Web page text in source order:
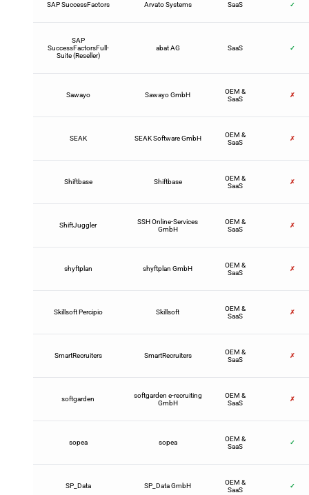
SAP SuccessFactors Arvato Systems SaaS ✓
SAP
SuccessFactorsFull-
Suite (Reseller)
abat AG SaaS ✓
Sawayo Sawayo GmbH
OEM &
SaaS
✗
SEAK SEAK Software GmbH
OEM &
SaaS
✗
Shiftbase Shiftbase
OEM &
SaaS
✗
ShiftJuggler
SSH Online-Services
GmbH
OEM &
SaaS
✗
shyftplan shyftplan GmbH
OEM &
SaaS
✗
Skillsoft Percipio Skillsoft
OEM &
SaaS
✗
SmartRecruiters SmartRecruiters
OEM &
SaaS
✗
softgarden
softgarden e-recruiting
GmbH
OEM &
SaaS
✗
sopea sopea
OEM &
SaaS
✓
SP_Data SP_Data GmbH
OEM &
SaaS
✓